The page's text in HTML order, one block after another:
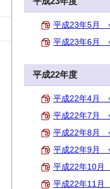
平成23年5月
平成23年6月
平成22年度
平成22年4月
平成22年7月
平成22年8月
平成22年9月
平成22年10月
平成22年11月